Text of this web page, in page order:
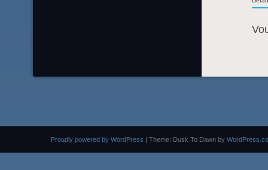
Proudly powered by WordPress | Theme: Dusk To Dawn by